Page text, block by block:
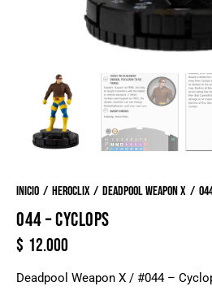
Inicio Heroclix Deadpool Weapon X
044 – CYCLOPS
$ 12.000
Deadpool Weapon X / #044 –